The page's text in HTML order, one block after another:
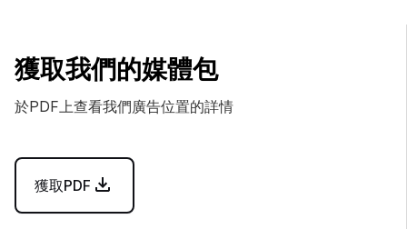
獲取我們的媒體包
於PDF上查看我們廣告位置的詳情
獲取PDF